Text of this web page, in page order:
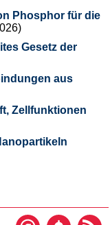
Phosphor für die
Gesetz der
aus
Zellfunktionen